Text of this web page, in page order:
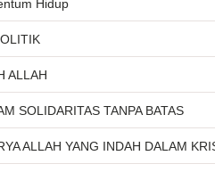
Hidup
ALLAH
SOLIDARITAS TANPA BATAS
ALLAH YANG INDAH DALAM